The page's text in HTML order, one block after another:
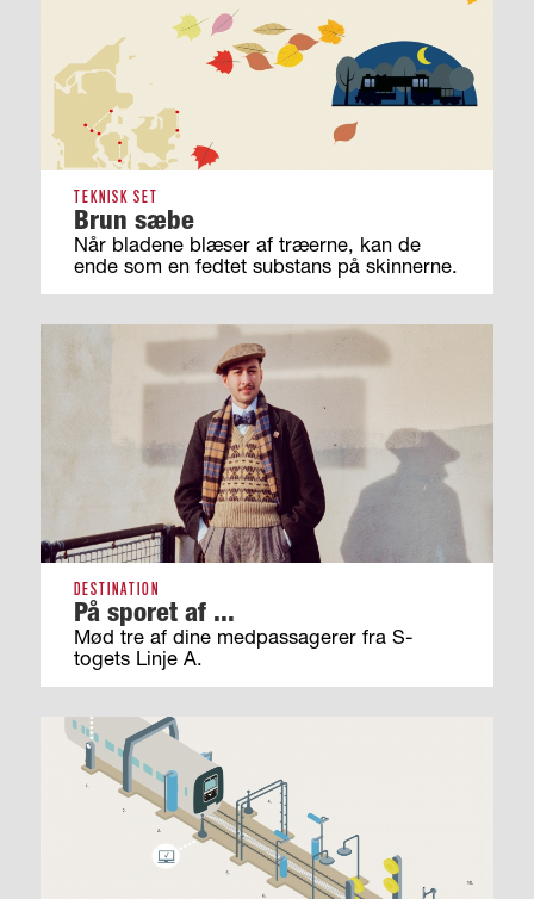
TEKNISK SET
Brun sæbe
Når bladene blæser af træerne, kan de
ende som en fedtet substans på skinnerne.
DESTINATION
På sporet af ...
Mød tre af dine medpassagerer fra S-
togets Linje A.